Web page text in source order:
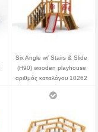
Six Angle w/ Stairs & Slide
(H90) wooden playhouse
αριθμός καταλόγου 10262